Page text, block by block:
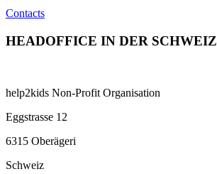
Contacts
HEADOFFICE IN DER SCHWEIZ
help2kids Non-Profit Organisation
Eggstrasse 12
6315 Oberägeri
Schweiz